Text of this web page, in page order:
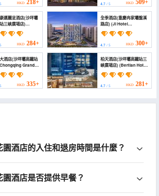
High
Railway Station
HKD 218+ 4.7/ 5 HKD 509+
邁麗呈酒店(沙坪壩
三峽廣場店)
HOTEL)
HKD 284+
全季酒店(重慶冉家壩盤溪
路店) (JI Hotel
(Chongqing Ranjiaba
Panxi Road))
4.7/ 5 HKD 300+
酒店(沙坪壩高鐵站
HKD 335+
柏天酒店(沙坪壩高鐵站三
峽廣場店) (Bertian Hotel
(Shapingba High Speed
Railway Station Sanxia
Plaza))
4.7/ 5 HKD 281+
酒店的入住和退房時間是什麼？
酒店是否提供早餐？